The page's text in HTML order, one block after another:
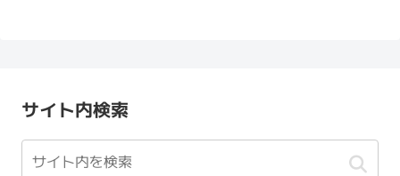
サイト内検索